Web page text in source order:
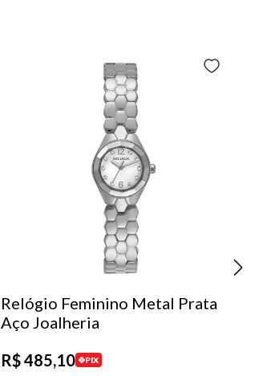
Relógio Feminino Metal Prata
Aço Joalheria
R$485,10 PIX